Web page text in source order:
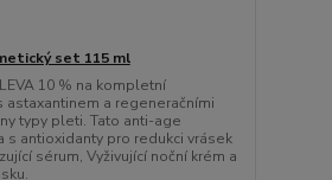
set 115 ml
10 % na kompletní
astaxantinem a regeneračními
typy pleti. Tato anti-age
s antioxidanty pro redukci vrásek
sérum, Vyživující noční krém a